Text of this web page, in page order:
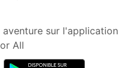
sur l'application
All